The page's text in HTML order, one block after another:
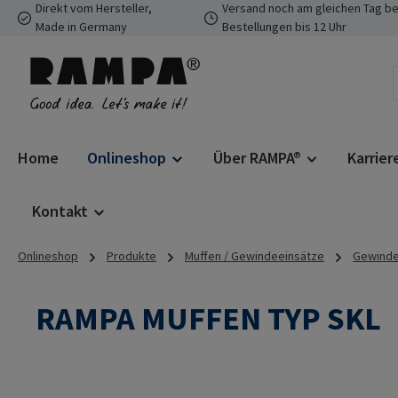
Hauptinhalt springen
Zur Suche springen
Zur Hauptnavigation springen
Direkt vom Hersteller,
Made in Germany
Versand noch am gleichen Tag
Bestellungen bis 12 Uhr
Home Onlineshop Über RAMPA®
Kontakt
Onlineshop Produkte Muffen / Gewindeeinsätze
RAMPA MUFFEN TYP SKL